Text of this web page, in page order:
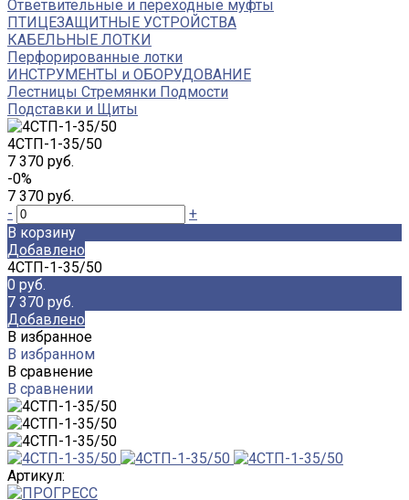
Ответвительные и переходные муфты
ПТИЦЕЗАЩИТНЫЕ УСТРОЙСТВА
КАБЕЛЬНЫЕ ЛОТКИ
Перфорированные лотки
ИНСТРУМЕНТЫ и ОБОРУДОВАНИЕ
Лестницы Стремянки Подмости
Подставки и Щиты
4СТП-1-35/50
7 370 руб.
-0%
7 370 руб.
-
+
В корзину
Добавлено
4СТП-1-35/50
0 руб.
7 370 руб.
Добавлено
В избранное
В избранном
В сравнение
В сравнении
Артикул: